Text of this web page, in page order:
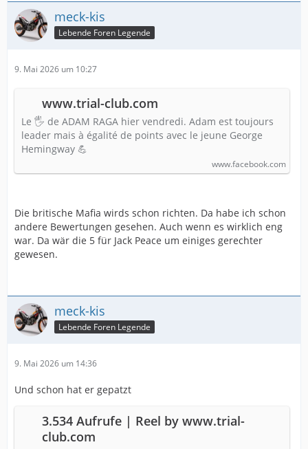
meck-kis
Lebende Foren Legende
9. Mai 2026 um 10:27
www.trial-club.com
Le 🖐️ de ADAM RAGA hier vendredi. Adam est toujours
leader mais à égalité de points avec le jeune George
Hemingway 💪
www.facebook.com
Die britische Mafia wirds schon richten. Da habe ich schon
andere Bewertungen gesehen. Auch wenn es wirklich eng
war. Da wär die 5 für Jack Peace um einiges gerechter
gewesen.
meck-kis
Lebende Foren Legende
9. Mai 2026 um 14:36
Und schon hat er gepatzt
3.534 Aufrufe | Reel by www.trial-
club.com